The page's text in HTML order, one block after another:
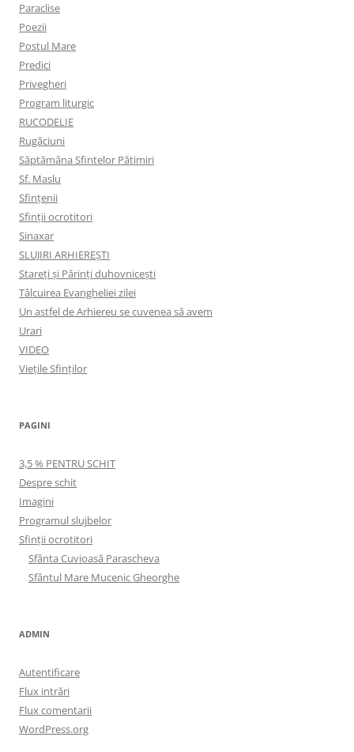
Paraclise
Poezii
Postul Mare
Predici
Privegheri
Program liturgic
RUCODELIE
Rugăciuni
Săptămâna Sfintelor Pătimiri
Sf. Maslu
Sfințenii
Sfinții ocrotitori
Sinaxar
SLUJIRI ARHIEREȘTI
Stareți și Părinți duhovnicești
Tâlcuirea Evangheliei zilei
Un astfel de Arhiereu se cuvenea să avem
Urari
VIDEO
Viețile Sfinților
PAGINI
3,5 % PENTRU SCHIT
Despre schit
Imagini
Programul slujbelor
Sfinţii ocrotitori
Sfânta Cuvioasă Parascheva
Sfântul Mare Mucenic Gheorghe
ADMIN
Autentificare
Flux intrări
Flux comentarii
WordPress.org